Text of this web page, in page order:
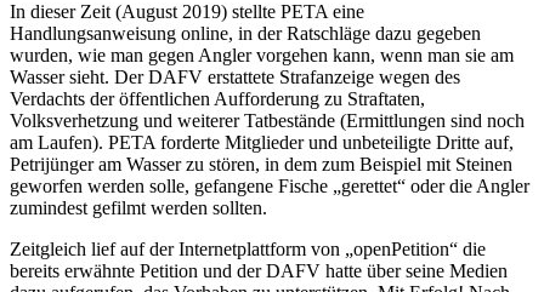
In dieser Zeit (August 2019) stellte PETA eine
Handlungsanweisung online, in der Ratschläge dazu gegeben
wurden, wie man gegen Angler vorgehen kann, wenn man sie am
Wasser sieht. Der DAFV erstattete Strafanzeige wegen des
Verdachts der öffentlichen Aufforderung zu Straftaten,
Volksverhetzung und weiterer Tatbestände (Ermittlungen sind noch
am Laufen). PETA forderte Mitglieder und unbeteiligte Dritte auf,
Petrijünger am Wasser zu stören, in dem zum Beispiel mit Steinen
geworfen werden solle, gefangene Fische „gerettet“ oder die Angler
zumindest gefilmt werden sollten.
Zeitgleich lief auf der Internetplattform von „openPetition“ die
bereits erwähnte Petition und der DAFV hatte über seine Medien